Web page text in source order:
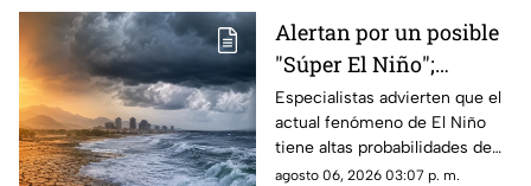
informó el Servicio
Meteorológico Nacional
(SMN).
Alertan por un posible
"Súper El Niño";
científicos prevén
impactos hasta 2027
Especialistas advierten que el
actual fenómeno de El Niño
tiene altas probabilidades de
convertirse en uno de los más
agosto 06, 2026 03:07 p. m.